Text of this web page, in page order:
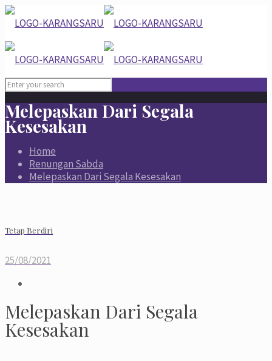
Melepaskan Dari Segala
Kesesakan
Home
Renungan Sabda
Melepaskan Dari Segala Kesesakan
Tetap Berdiri
25/08/2021
Melepaskan Dari Segala
Kesesakan